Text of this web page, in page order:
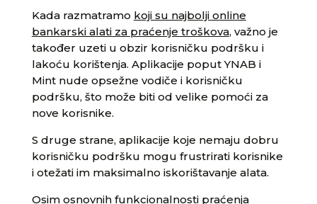
Kada razmatramo koji su najbolji online
bankarski alati za praćenje troškova, važno je
također uzeti u obzir korisničku podršku i
lakoću korištenja. Aplikacije poput YNAB i
Mint nude opsežne vodiče i korisničku
podršku, što može biti od velike pomoći za
nove korisnike.
S druge strane, aplikacije koje nemaju dobru
korisničku podršku mogu frustrirati korisnike
i otežati im maksimalno iskorištavanje alata.
Osim osnovnih funkcionalnosti praćenja